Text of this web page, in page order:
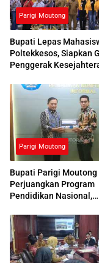
Parigi Moutong
Bupati Lepas
Poltekkesos, Siapkan
Penggerak
Parigi Moutong
Bupati Parigi Moutong
Perjuangkan Program
Pendidikan Nasional,
Respons Positif